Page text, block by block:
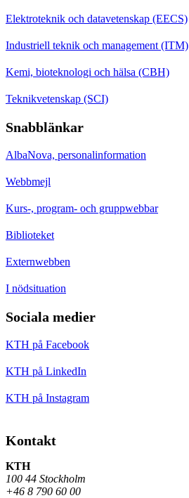
Elektroteknik och datavetenskap (EECS)
Industriell teknik och management (ITM)
Kemi, bioteknologi och hälsa (CBH)
Teknikvetenskap (SCI)
Snabblänkar
AlbaNova, personalinformation
Webbmejl
Kurs-, program- och gruppwebbar
Biblioteket
Externwebben
I nödsituation
Sociala medier
KTH på Facebook
KTH på LinkedIn
KTH på Instagram
Kontakt
KTH
100 44 Stockholm
+46 8 790 60 00